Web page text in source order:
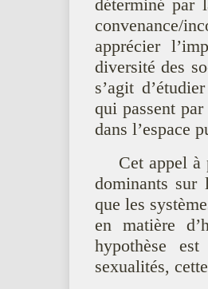
déterminé par
convenance/
apprécier
diversité des
s’agit
qui passent
dans l’espace
Cet appel
dominants sur
que les
en matière
hypothèse
sexualités,